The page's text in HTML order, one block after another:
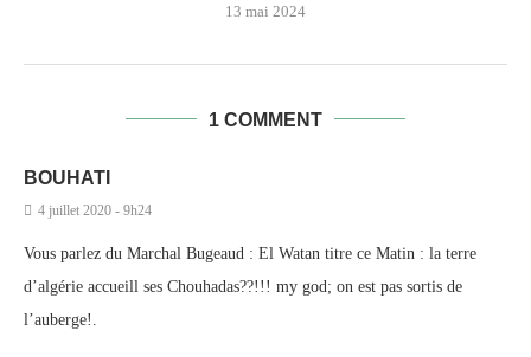
13 mai 2024
1 COMMENT
BOUHATI
4 juillet 2020 - 9h24
Vous parlez du Marchal Bugeaud : El Watan titre ce Matin : la terre
d’algérie accueill ses Chouhadas??!!! my god; on est pas sortis de
l’auberge!.